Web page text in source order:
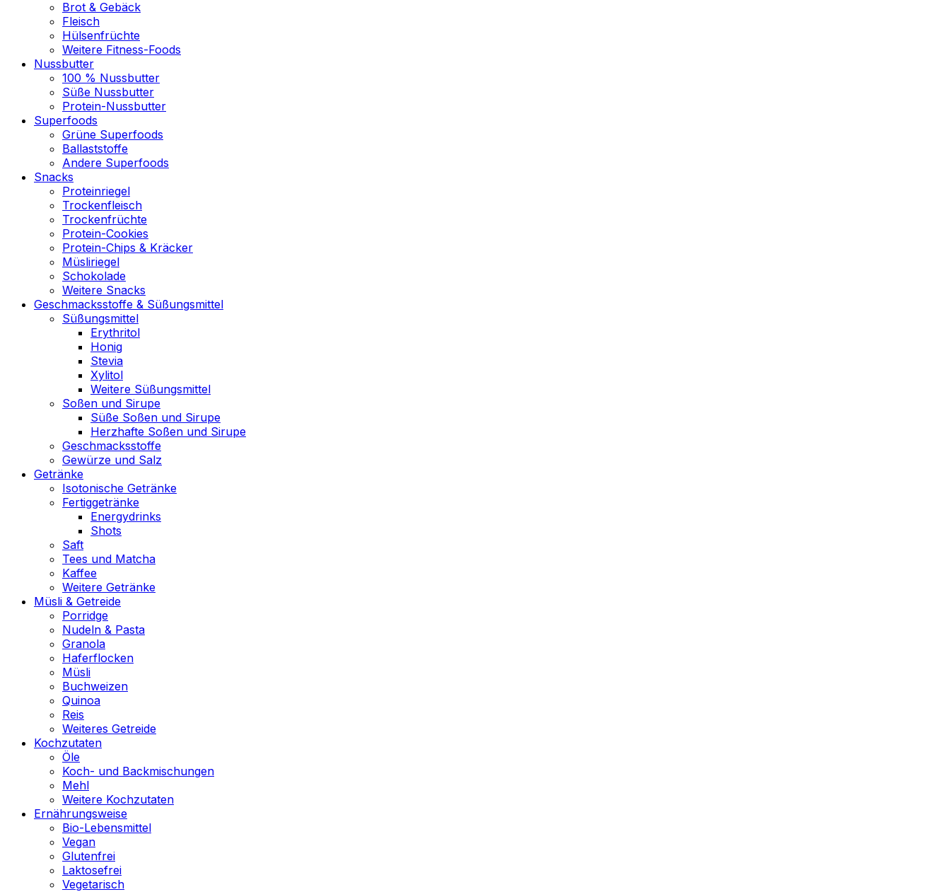
Brot & Gebäck
Fleisch
Hülsenfrüchte
Weitere Fitness-Foods
Nussbutter
100 % Nussbutter
Süße Nussbutter
Protein-Nussbutter
Superfoods
Grüne Superfoods
Ballaststoffe
Andere Superfoods
Snacks
Proteinriegel
Trockenfleisch
Trockenfrüchte
Protein-Cookies
Protein-Chips & Kräcker
Müsliriegel
Schokolade
Weitere Snacks
Geschmacksstoffe & Süßungsmittel
Süßungsmittel
Erythritol
Honig
Stevia
Xylitol
Weitere Süßungsmittel
Soßen und Sirupe
Süße Soßen und Sirupe
Herzhafte Soßen und Sirupe
Geschmacksstoffe
Gewürze und Salz
Getränke
Isotonische Getränke
Fertiggetränke
Energydrinks
Shots
Saft
Tees und Matcha
Kaffee
Weitere Getränke
Müsli & Getreide
Porridge
Nudeln & Pasta
Granola
Haferflocken
Müsli
Buchweizen
Quinoa
Reis
Weiteres Getreide
Kochzutaten
Öle
Koch- und Backmischungen
Mehl
Weitere Kochzutaten
Ernährungsweise
Bio-Lebensmittel
Vegan
Glutenfrei
Laktosefrei
Vegetarisch